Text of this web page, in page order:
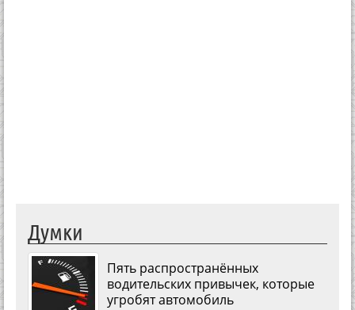
Думки
Пять распространённых
водительских привычек, которые
угробят автомобиль